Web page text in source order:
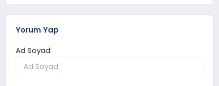
Yorum Yap
Ad Soyad: